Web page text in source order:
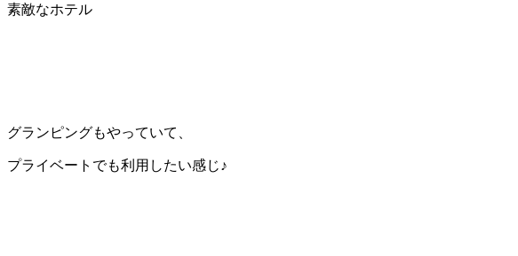
素敵なホテル
グランピングもやっていて、
プライベートでも利用したい感じ♪